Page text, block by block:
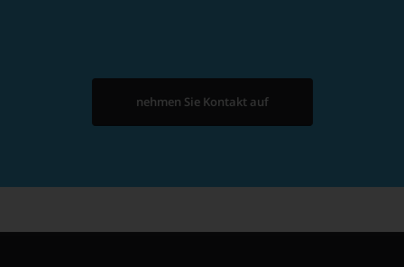
nehmen Sie Kontakt auf